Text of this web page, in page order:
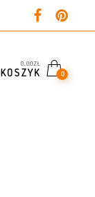
0,00ZŁ
KOSZYK 0